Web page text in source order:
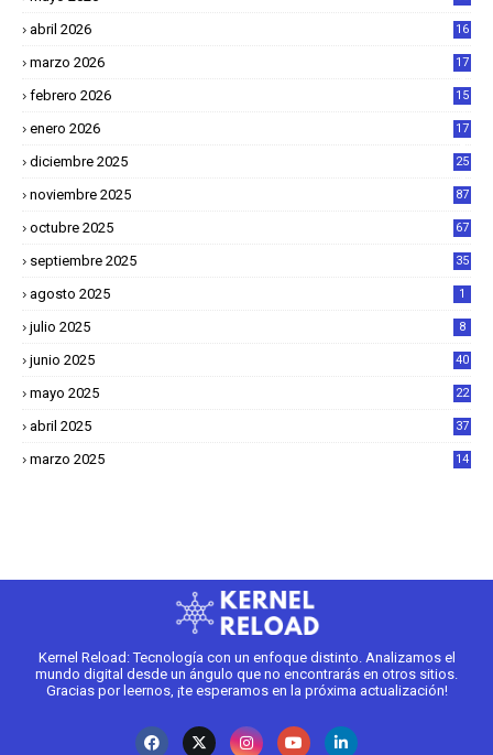
abril 2026
16
marzo 2026
17
febrero 2026
15
enero 2026
17
diciembre 2025
25
noviembre 2025 87
octubre 2025 67
septiembre 2025 35
agosto 2025 1
julio 2025 8
junio 2025 40
mayo 2025
22
abril 2025
37
marzo 2025
14
Kernel Reload: Tecnología con un enfoque distinto. Analizamos el
mundo digital desde un ángulo que no encontrarás en otros sitios.
Gracias por leernos, ¡te esperamos en la próxima actualización!